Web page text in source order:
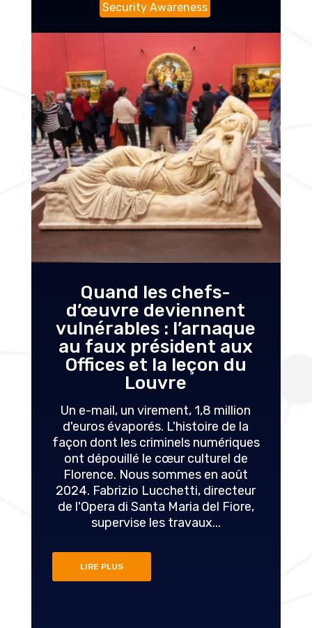
Security Awareness
Quand les chefs-
d’œuvre deviennent
vulnérables : l’arnaque
au faux président aux
Offices et la leçon du
Louvre
Un e-mail, un virement, 1,8 million
d'euros évaporés. L'histoire de la
façon dont les criminels numériques
ont dépouillé le cœur culturel de
Florence. Nous sommes en août
2024. Fabrizio Lucchetti, directeur
de l'Opera di Santa Maria del Fiore,
supervise les travaux...
LIRE PLUS